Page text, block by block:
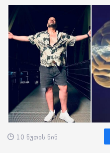
10 წუთის წინ